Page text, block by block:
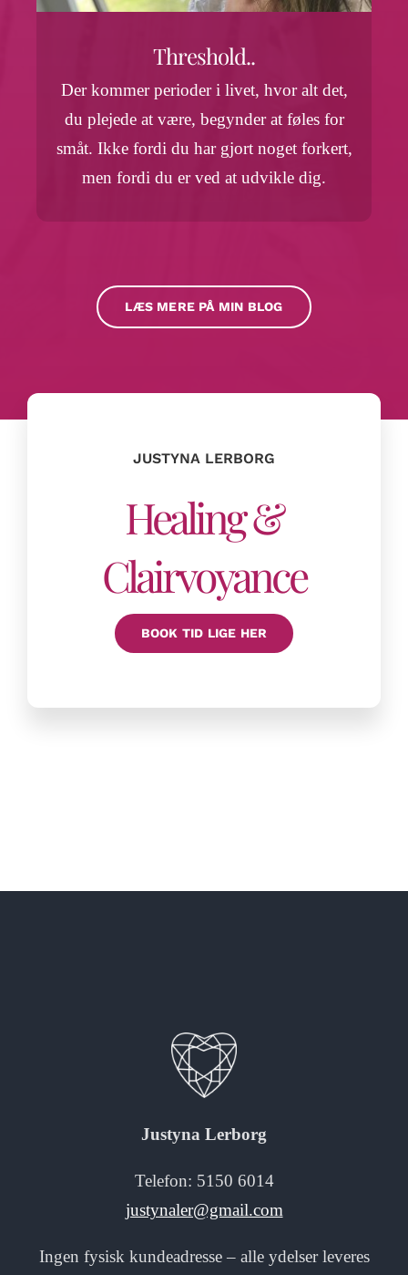
Threshold..
Der kommer perioder i livet, hvor alt det,
du plejede at være, begynder at føles for
småt. Ikke fordi du har gjort noget forkert,
men fordi du er ved at udvikle dig.
LÆS MERE PÅ MIN BLOG
JUSTYNA LERBORG
Healing &
Clairvoyance
BOOK TID LIGE HER
Justyna Lerborg
Telefon: 5150 6014
justynaler@gmail.com
Ingen fysisk kundeadresse – alle ydelser leveres